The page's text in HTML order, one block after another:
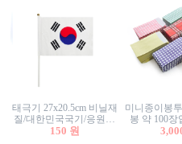
태극기 27x20.5cm 비닐재
질/대한민국국기/응원깃
발/행사깃발
150 원
미니종이봉
봉 약 100장
투/증명사진